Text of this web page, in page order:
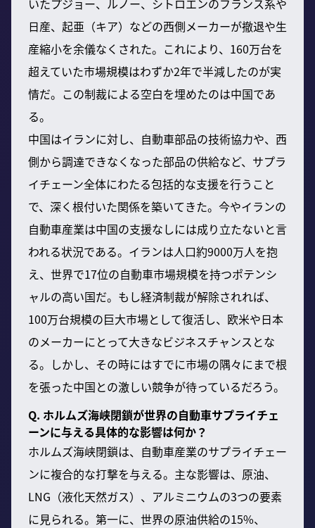
日産、起亜（キア）などの西側メーカーが撤退や生
産縮小を余儀なくされた。これにより、160万台を
超えていた市場規模はわずか2年で半減したのが実
情だ。この制裁による空白を埋めたのは中国であ
る。
中国はイランに対し、自動車部品の技術協力や、西
側から調達できなくなった部品の供給など、サプラ
イチェーン全体にわたる包括的な支援を行うこと
で、深く根付いた関係を築いてきた。今やイランの
自動車産業は中国の支援なしには成り立たないと言
われる状況である。イランは人口約9000万人を抱
え、世界で17位の自動車市場規模を持つポテンシ
ャルの高い国だ。もし経済制裁が解除されれば、
100万台規模の巨大市場として復活し、欧米や日本
のメーカーにとって大きなビジネスチャンスとな
る。しかし、その時にはすでに市場の隅々にまで根
を張った中国との激しい競争が待っているだろう。
Q. ホルムズ海峡閉鎖が世界の自動車サプライチェ
ーンに与える具体的な影響は何か？
ホルムズ海峡閉鎖は、自動車産業のサプライチェー
ンに複合的な打撃を与える。主な影響は、原油、
LNG（液化天然ガス）、アルミニウムの3つの要素
に見られる。第一に、世界の原油供給の15%、